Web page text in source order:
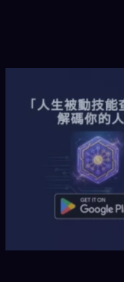
主